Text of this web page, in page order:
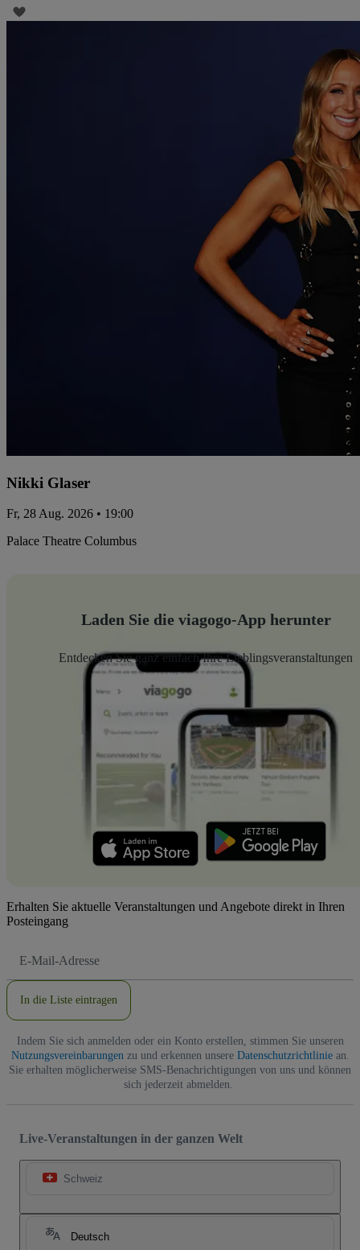
Nikki Glaser
Fr, 28 Aug. 2026 • 19:00
Palace Theatre Columbus
Laden Sie die viagogo-App herunter
Entdecken Sie ganz einfach Ihre Lieblingsveranstaltungen
Erhalten Sie aktuelle Veranstaltungen und Angebote direkt in Ihren
Posteingang
Mail-
In die Liste eintragen
Indem Sie sich anmelden oder ein Konto erstellen, stimmen Sie unseren
Nutzungsvereinbarungenzu und erkennen unsere Datenschutzrichtliniean.
Sie erhalten möglicherweise SMS-Benachrichtigungen von uns und können
sich jederzeit abmelden.
Live-Veranstaltungen in der ganzen Welt
Schweiz
Deutsch